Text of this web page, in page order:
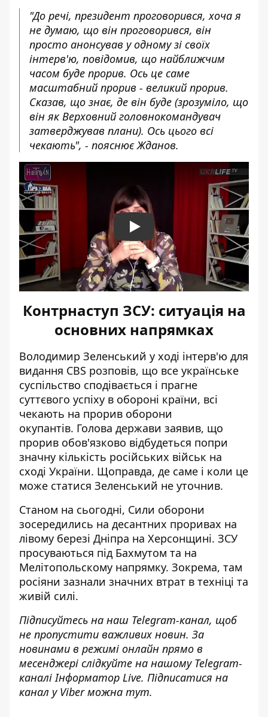
"До речі, президент проговорився, хоча я
не думаю, що він проговорився, він
просто анонсував у одному зі своїх
інтерв'ю, повідомив, що найближчим
часом буде прорив. Ось це саме
масштабний прорив - великий прорив.
Сказав, що знає, де він буде (зрозуміло, що
він як Верховний головнокомандувач
затверджував плани). Ось цього всі
чекають", - пояснює Жданов.
Play
Контрнаступ ЗСУ: ситуація на
основних напрямках
Володимир Зеленський у ході інтерв'ю для
видання CBS розповів, що все українське
суспільство сподівається і прагне
суттєвого успіху в обороні країни, всі
чекають на прорив оборони
окупантів. Голова держави заявив, що
прорив обов'язково відбудеться попри
значну кількість російських військ на
сході України. Щоправда, де саме і коли це
може статися Зеленський не уточнив.
Станом на сьогодні, Сили оборони
зосередились на десантних проривах на
лівому березі Дніпра на Херсонщині. ЗСУ
просуваються під Бахмутом та на
Мелітопольскому напрямку. Зокрема, там
росіяни зазнали значних втрат в техніці та
живій силі.
Підписуйтесь на наш Telegram-канал, щоб
не пропустити важливих новин. За
новинами в режимі онлайн прямо в
месенджері слідкуйте на нашому Telegram-
каналіІнформатор Live. Підписатися на
канал у Viber можна тут.